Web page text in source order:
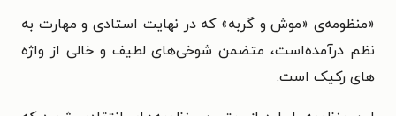
«منظومه‌ی «موش و گربه» که در نهایت استادی و مهارت به
نظم درآمده‌است، متضمن شوخی‌های لطیف و خالی از واژه
های رکیک است.